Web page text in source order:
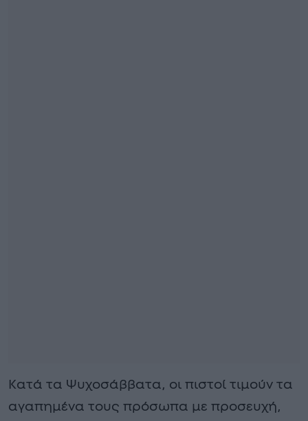
Κατά τα Ψυχοσάββατα, οι πιστοί τιμούν τα
αγαπημένα τους πρόσωπα με προσευχή,